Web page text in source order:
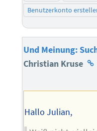
Benutzerkonto
Und Meinung:
Christian Kruse
Hallo Julian,